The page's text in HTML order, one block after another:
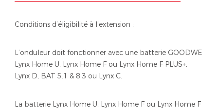
Conditions d’éligibilité à l’extension :
L’onduleur doit fonctionner avec une batterie GOODWE
Lynx Home U, Lynx Home F ou Lynx Home F PLUS+,
Lynx D, BAT 5.1 & 8.3 ou Lynx C.
La batterie Lynx Home U, Lynx Home F ou Lynx Home F